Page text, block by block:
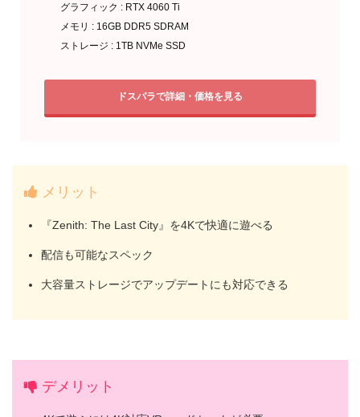
グラフィック : RTX 4060 Ti
メモリ : 16GB DDR5 SDRAM
ストレージ : 1TB NVMe SSD
ドスパラで詳細・価格を見る
メリット
『Zenith: The Last City』を4Kで快適に遊べる
配信も可能なスペック
大容量ストレージでアップデートにも対応できる
デメリット